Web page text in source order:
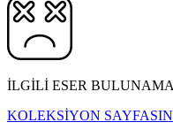
İLGİLİ ESER
KOLEKSİYON